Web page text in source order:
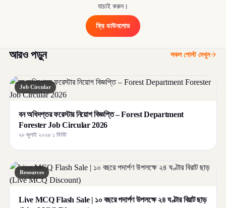
যাচাই করুন।
ফ্রি ডাউনলোড
আরও পড়ুন সকল পোস্ট দেখুন
Job Circular
বন অধিদপ্তর ফরেস্টার নিয়োগ বিজ্ঞপ্তি – Forest Department
Forester Job Circular 2026
২৮ জুলাই ২০২৬·১ মিনিট
Resources
Live MCQ Flash Sale | ১০ বছরে পদার্পণ উপলক্ষে ২৪ ঘণ্টার বিরাট ছাড়